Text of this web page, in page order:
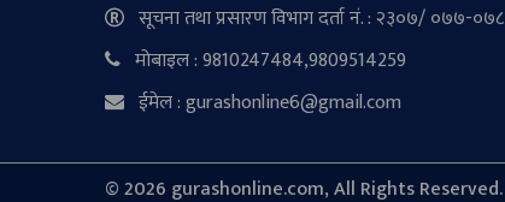
सूचना तथा प्रसारण विभाग दर्ता नं. : २३०७/ ०७७-०७८
मोबाइल : 9810247484,9809514259
ईमेल : gurashonline6@gmail.com
©2026 gurashonline.com, All Rights Reserved.